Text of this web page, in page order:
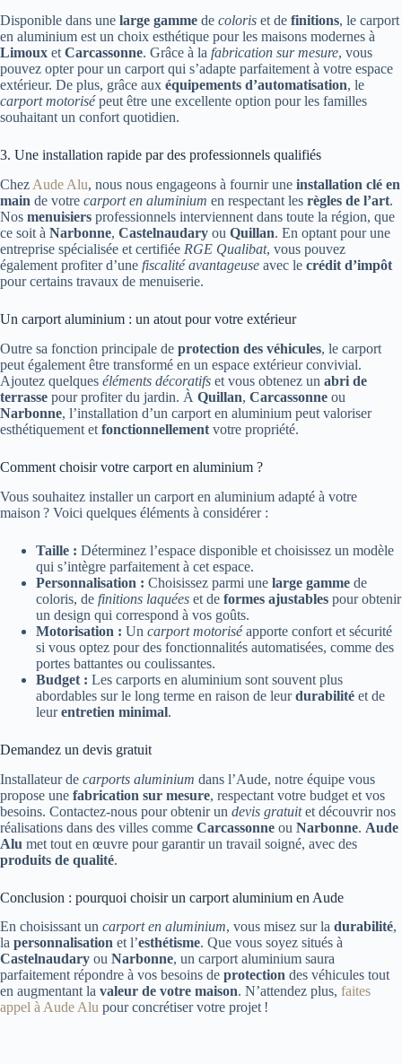
Disponible dans une large gamme de coloris et de finitions, le carport
en aluminium est un choix esthétique pour les maisons modernes à
Limoux et Carcassonne. Grâce à la fabrication sur mesure, vous
pouvez opter pour un carport qui s’adapte parfaitement à votre espace
extérieur. De plus, grâce aux équipements d’automatisation, le
carport motorisépeut être une excellente option pour les familles
souhaitant un confort quotidien.
3. Une installation rapide par des professionnels qualifiés
Chez Aude Alu, nous nous engageons à fournir une installation clé en
main de votre carport en aluminium en respectant les règles de l’art.
Nos menuisiers professionnels interviennent dans toute la région, que
ce soit à Narbonne, Castelnaudary ou Quillan. En optant pour une
entreprise spécialisée et certifiée RGE Qualibat, vous pouvez
également profiter d’une fiscalité avantageuse avec le crédit d’impôt
pour certains travaux de menuiserie.
Un carport aluminium : un atout pour votre extérieur
Outre sa fonction principale de protection des véhicules, le carport
peut également être transformé en un espace extérieur convivial.
Ajoutez quelques éléments décoratifs et vous obtenez un abri de
terrasse pour profiter du jardin. À Quillan, Carcassonne ou
Narbonne, l’installation d’un carport en aluminium peut valoriser
esthétiquement et fonctionnellement votre propriété.
Comment choisir votre carport en aluminium ?
Vous souhaitez installer un carport en aluminium adapté à votre
maison ? Voici quelques éléments à considérer :
Taille : Déterminez l’espace disponible et choisissez un modèle
qui s’intègre parfaitement à cet espace.
Personnalisation : Choisissez parmi une large gamme de
coloris, de finitions laquées et de formes ajustables pour obtenir
un design qui correspond à vos goûts.
Motorisation : Un carport motoriséapporte confort et sécurité
si vous optez pour des fonctionnalités automatisées, comme des
portes battantes ou coulissantes.
Budget : Les carports en aluminium sont souvent plus
abordables sur le long terme en raison de leurdurabilité et de
leurentretien minimal.
Demandez un devis gratuit
Installateur de carports aluminium dans l’Aude, notre équipe vous
propose une fabrication sur mesure, respectant votre budget et vos
besoins. Contactez-nous pour obtenir un devis gratuitet découvrir nos
réalisations dans des villes comme Carcassonne ou Narbonne. Aude
Alu met tout en œuvre pour garantir un travail soigné, avec des
produits de qualité.
Conclusion : pourquoi choisir un carport aluminium en Aude
En choisissant un carport en aluminium, vous misez sur la durabilité,
la personnalisation et l’esthétisme. Que vous soyez situés à
Castelnaudary ou Narbonne, un carport aluminium saura
parfaitement répondre à vos besoins de protection des véhicules tout
en augmentant la valeur de votre maison. N’attendez plus, faites
appel à Aude Alu pour concrétiser votre projet !